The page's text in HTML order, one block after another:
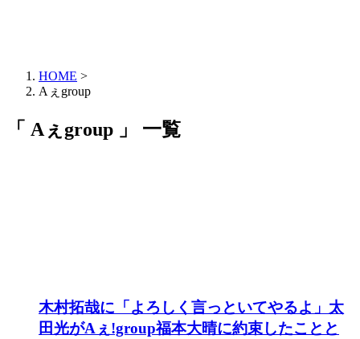
HOME >
Aぇgroup
「 Aぇgroup 」 一覧
木村拓哉に「よろしく言っといてやるよ」太
田光がAぇ!group福本大晴に約束したことと